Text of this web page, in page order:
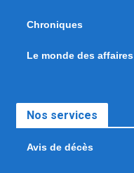
Chroniques
Le monde des affaires
Nos services
Avis de décès